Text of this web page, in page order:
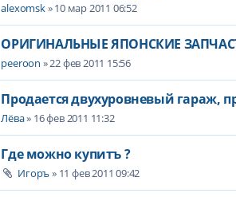
alexomsk» 10 мар 2011 06:52
ОРИГИНАЛЬНЫЕ ЯПОНСКИЕ
peeroon » 22 фев 2011 15:56
Продается двухуровневый гараж,
Лёва» 16 фев 2011 11:32
Где можно купитъ ?
Игоръ» 11 фев 2011 09:42